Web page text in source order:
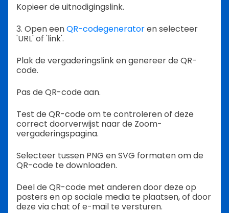
Kopieer de uitnodigingslink.
3. Open eenQR-codegeneratoren selecteer
'URL' of 'link'.
Plak de vergaderingslink en genereer de QR-
code.
Pas de QR-code aan.
Test de QR-code om te controleren of deze
correct doorverwijst naar de Zoom-
vergaderingspagina.
Selecteer tussen PNG en SVG formaten om de
QR-code te downloaden.
Deel de QR-code met anderen door deze op
posters en op sociale media te plaatsen, of door
deze via chat of e-mail te versturen.